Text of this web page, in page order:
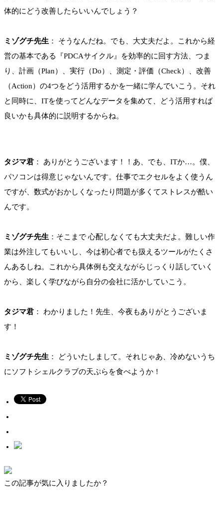
体的にどう改善したらいいんでしょう？
ミゾグチ先生 ： そうなんだね。でも、大丈夫だよ。これから経
営の基本である『PDCAサイクル』を効率的に回す方法、つま
り、計画（Plan）、実行（Do）、測定・評価（Check）、改善
（Action）の4つをどう活用するかを一緒に学んでいこう。それ
と同時に、ITを使ってどんなデータを集めて、どう活用すれば
良いかも具体的に説明するからね。
タジマ君 ： ありがとうございます！！あ、でも、ITか…。僕、
パソコンは得意じゃないんです。仕事でエクセルをよく使うん
ですが、数式がおかしくなったり問題が多くてストレスが酷い
んです。
ミゾグチ先生 ：そこまで 心配しなくても大丈夫だよ。難しい作
業は外注してもいいし、今は初心者でも扱えるツールがたくさ
んあるしね。これから具体例も交えながらじっくり話していく
から、楽しく学びながら自分の会社に活かしていこう。
タジマ君 ： わかりました！先生、今夜もありがとうございま
す！
ミゾグチ先生 ： どういたしまして。それじゃあ、冷めないうち
にソフトシェルクラブの天ぷらを食べようか！
この記事が気に入りましたか？